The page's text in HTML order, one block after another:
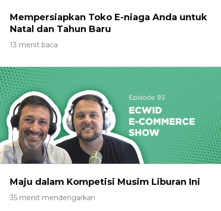
Mempersiapkan Toko E-niaga Anda untuk
Natal dan Tahun Baru
13 menit baca
Maju dalam Kompetisi Musim Liburan Ini
35 menit mendengarkan